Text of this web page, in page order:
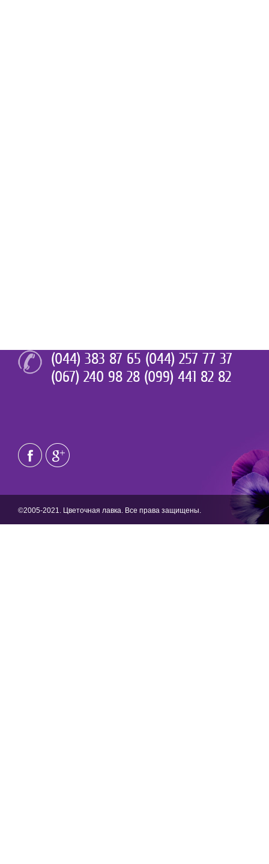
(044) 383 87 65 (044) 257 77 37
(067) 240 98 28 (099) 441 82 82
©2005-2021. Цветочная лавка. Все права защищены.